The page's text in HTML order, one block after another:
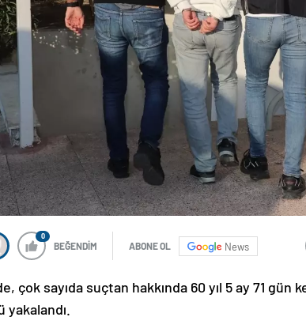
0
BEĞENDİM ABONE OL News
çok sayıda suçtan hakkında 60 yıl 5 ay 71
yakalandı.